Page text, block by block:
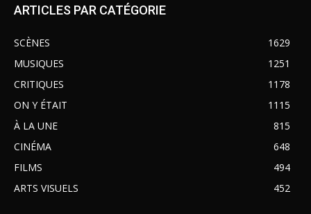
ARTICLES PAR CATÉGORIE
SCÈNES
1629
MUSIQUES
1251
CRITIQUES
1178
ON Y ÉTAIT
1115
À LA UNE
815
CINÉMA
648
FILMS
494
ARTS VISUELS
452